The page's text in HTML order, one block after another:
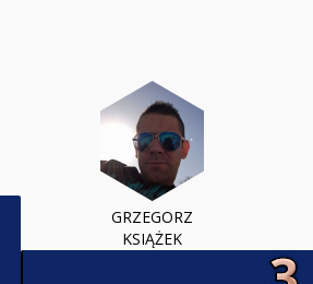
GRZEGORZ
KSIĄŻEK